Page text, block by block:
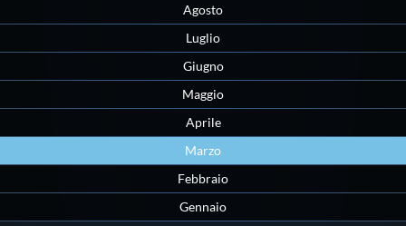
Agosto
Luglio
Giugno
Maggio
Aprile
Marzo
Febbraio
Gennaio